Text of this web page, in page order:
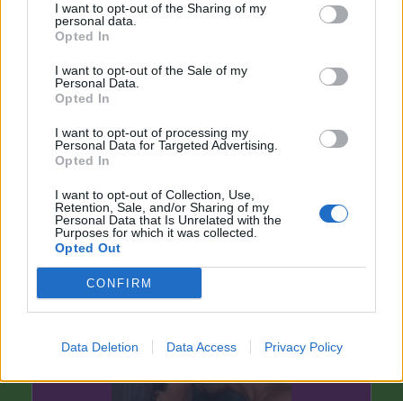
I want to opt-out of the Sharing of my
personal data.
Opted In
I want to opt-out of the Sale of my
Personal Data.
Opted In
I want to opt-out of processing my
Personal Data for Targeted Advertising.
Opted In
I want to opt-out of Collection, Use,
Retention, Sale, and/or Sharing of my
Personal Data that Is Unrelated with the
Purposes for which it was collected.
Opted Out
CONFIRM
Data Deletion Data Access Privacy Policy